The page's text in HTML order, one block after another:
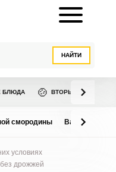
НАЙТИ
БЛЮДА 🍲 ВТОРЫЕ БЛЮДА
смородины Варенье из
условиях
дрожжей